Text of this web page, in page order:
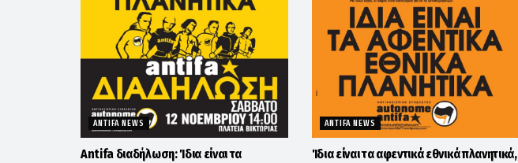
ANTIFA NEWS
Antifa διαδήλωση: Ίδια είναι τα
ANTIFA NEWS
Ίδια είναι τα αφεντικά εθνικά πλανητικά,